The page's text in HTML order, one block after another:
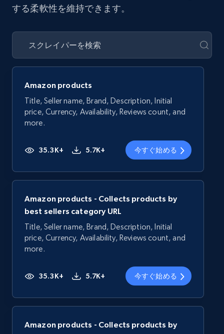
する柔軟性を維持できます。
Amazon products
Title, Seller name, Brand, Description, Initial
price, Currency, Availability, Reviews count, and
more.
35.3K+ 5.7K+ 今すぐ始める
Amazon products - Collects products by
best sellers category URL
Title, Seller name, Brand, Description, Initial
price, Currency, Availability, Reviews count, and
more.
35.3K+ 5.7K+ 今すぐ始める
Amazon products - Collects products by